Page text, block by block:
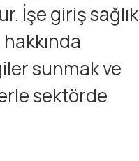
İşe giriş sağlık
sunmak ve
sektörde